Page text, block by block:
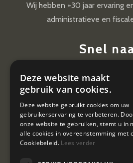
Wij hebben +30 jaar ervaring
administratieve en
Snel
Diensten
Deze website maakt
gebruik van cookies.
Deze website gebruikt cookies om uw
gebruikerservaring te verbeteren.
onze website te gebruiken, stemt u in
alle cookies in overeenstemming met
Cookiebeleid. Lees verder